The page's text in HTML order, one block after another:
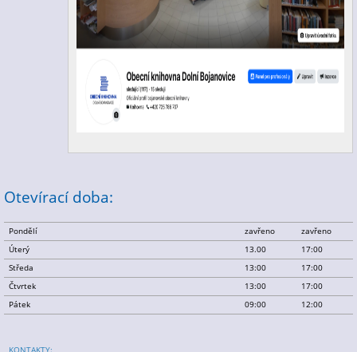
Otevírací doba:
Pondělí zavřeno
zavřeno
Úterý
13.00
17:00
Středa
13:00
17:00
Čtvrtek
13:00
17:00
Pátek
09:00 12:00